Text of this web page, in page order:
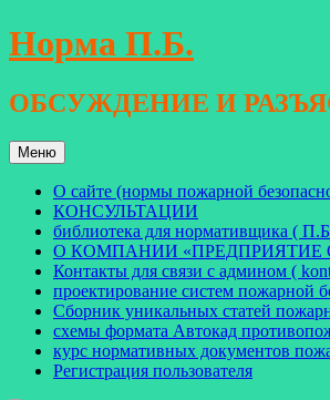
Перейти
к
Норма П.Б.
ОБСУЖДЕНИЕ И
Меню
О сайте (нормы пожарной
КОНСУЛЬТАЦИИ
библиотека для нормативщика (
О КОМПАНИИ «ПРЕДПРИЯТИЕ
Контакты для связи с админом (
проектирование систем пожарной
Сборник уникальных статей
схемы формата Автокад
курс нормативных документов
Регистрация пользователя